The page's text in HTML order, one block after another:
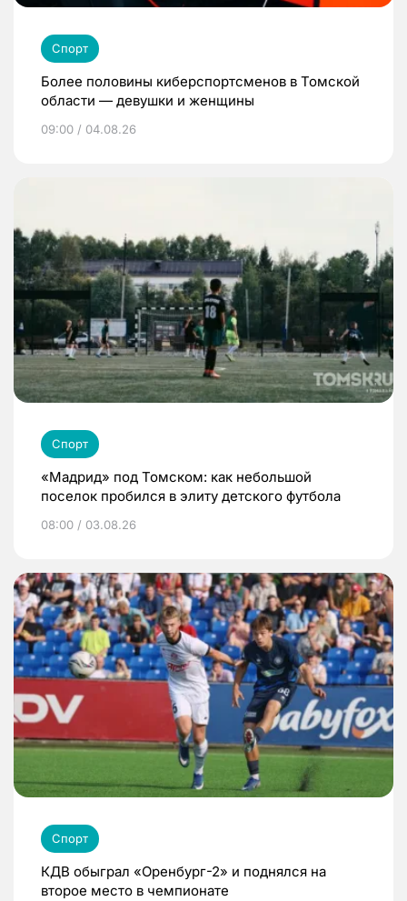
Спорт
Более половины киберспортсменов в Томской
области — девушки и женщины
09:00 / 04.08.26
Спорт
«Мадрид» под Томском: как небольшой
поселок пробился в элиту детского футбола
08:00 / 03.08.26
Спорт
КДВ обыграл «Оренбург-2» и поднялся на
второе место в чемпионате